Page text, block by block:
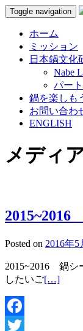
Toggle navigation
ホーム
ミッション
日本鍋文化
Nabe
パー
鍋を楽しも
お問い合わ
ENGLISH
メディ
Posted on 2016年5
2015~2016 鍋シ
したいご[…]
Facebook